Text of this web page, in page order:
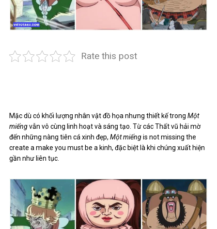
Rate this post
Mặc dù có khối lượng nhân vật đồ họa nhưng thiết kế trongMột
miếngvẫn vô cùng linh hoạt và sáng tạo. Từ các Thất vũ hải mờ
đến những nàng tiên cá xinh đẹp,Một miếngis not missing the
create a make you must be a kinh, đặc biệt là khi chúng xuất hiện
gần như liên tục.